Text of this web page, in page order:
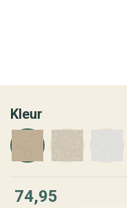
Kleur
74,95